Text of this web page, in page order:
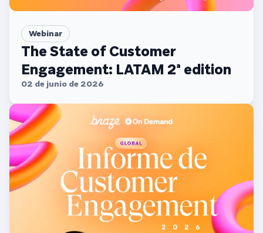
Webinar
The State of Customer
Engagement: LATAM 2ª edition
02 de junio de 2026